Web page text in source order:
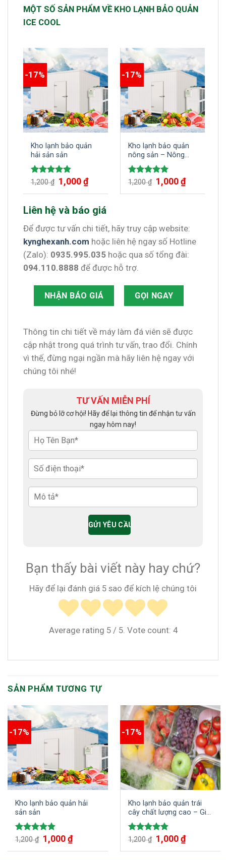
MỘT SỐ SẢN PHẨM VỀ KHO LẠNH BẢO QUẢN
ICE COOL
-17%
Kho lạnh bảo quản
hải sản sản
Được xếp
4.86
1,200₫ Giá
gốc
là:
1,000₫Giá
hiện
tại
1,000 ₫.
-17%
Kho lạnh bảo quản
nông sản – Nông
sản được bảo quản
lâu hơn,
Được xếp
5.00
1,200₫ Giá
gốc
là:
1,000₫Giá
hiện
tại
Liên hệ và báo giá
Để được tư vấn chi tiết, hãy truy cập website:
kynghexanh.com hoặc liên hệ ngay số Hotline
(Zalo): 0935.995.035 hoặc qua số tổng đài:
094.110.8888 để được hỗ trợ.
NHẬN BÁO GIÁ GỌI NGAY
Thông tin chi tiết về máy làm đá viên sẽ được
cập nhật trong quá trình tư vấn, trao đổi. Chính
vì thế, đừng ngại ngần mà hãy liên hệ ngay với
chúng tôi nhé!
TƯ VẤN MIỄN PHÍ
Đừng bỏ lỡ cơ hội! Hãy để lại thông tin để nhận tư vấn
ngay hôm nay!
Bạn thấy bài viết này hay chứ?
Hãy để lại đánh giá 5 sao để kích lệ chúng tôi
Average rating 5/ 5. Vote count: 4
SẢN PHẨM TƯƠNG TỰ
-17%
Kho lạnh bảo quản hải
sản sản
Được xếp
4.86
1,200₫ Giá
gốc
là:
1,000₫Giá
hiện
tại
-17%
Kho lạnh bảo quản trái
cây chất lượng cao – Giải
pháp bảo quản trái cây
luôn tươi ngon
Được xếp
4.83
1,200₫ Giá
gốc
là:
1,000₫Giá
hiện
tại